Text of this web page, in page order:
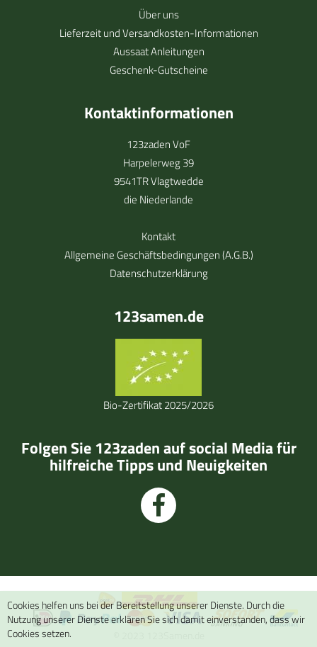
Cookies helfen uns bei der Bereitstellung unserer Dienste. Durch die
Nutzung unserer Dienste erklären Sie sich damit einverstanden, dass wir
Cookies setzen.
Über uns
Lieferzeit und Versandkosten-Informationen
Aussaat Anleitungen
Geschenk-Gutscheine
Kontaktinformationen
123zaden VoF
Harpelerweg 39
9541TR Vlagtwedde
die Niederlande
Kontakt
Allgemeine Geschäftsbedingungen (A.G.B.)
Datenschutzerklärung
123samen.de
Bio-Zertifikat 2025/2026
Folgen Sie 123zaden auf social Media für
hilfreiche Tipps und Neuigkeiten